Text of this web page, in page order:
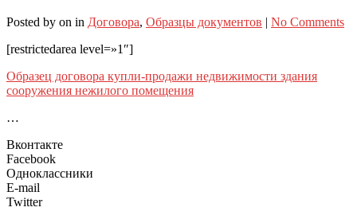
Posted by on in Договора, Образцы документов | No Comments
[restrictedarea level=»1″]
Образец договора купли-продажи недвижимости здания
сооружения нежилого помещения
…
Вконтакте
Facebook
Одноклассники
E-mail
Twitter